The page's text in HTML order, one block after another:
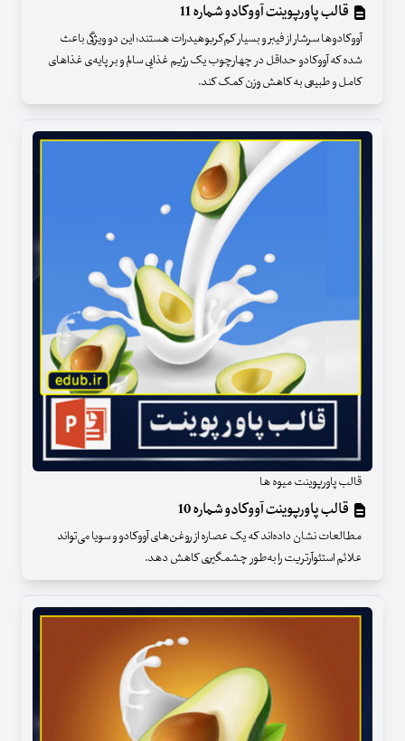
قالب پاورپوینت آووکادو شماره 11
آووکادوها سرشار از فیبر و بسیار کم‌کربوهیدرات هستند؛ این دو ویژگی باعث
شده که آووکادو حداقل در چهارچوب یک رژیم غذایی سالم و بر پایه‌ی غذاهای
کامل و طبیعی به کاهش وزن کمک کند.
قالب پاورپوینت میوه ها
قالب پاورپوینت آووکادو شماره 10
مطالعات نشان داده‌اند که یک عصاره از روغن‌های آووکادو و سویا می‌تواند
علائم استئوآرتریت را به‌طور چشمگیری کاهش دهد.